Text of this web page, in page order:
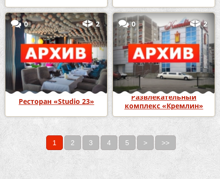
0 2
Ресторан «Studio 23»
0 2
Развлекательный
комплекс «Кремлин»
Страницы 1 2 3 4 5 > >>